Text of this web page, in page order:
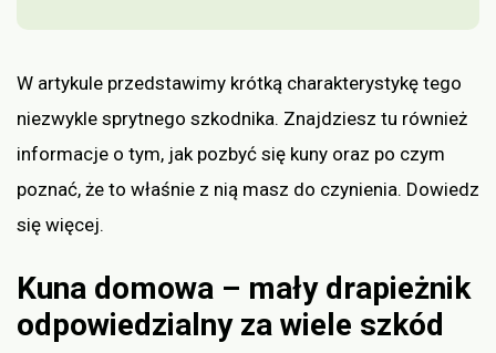
W artykule przedstawimy krótką charakterystykę tego
niezwykle sprytnego szkodnika. Znajdziesz tu również
informacje o tym, jak pozbyć się kuny oraz po czym
poznać, że to właśnie z nią masz do czynienia. Dowiedz
się więcej.
Kuna domowa – mały drapieżnik
odpowiedzialny za wiele szkód